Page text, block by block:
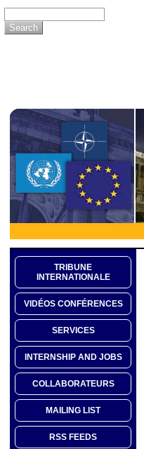
TRIBUNE
INTERNATIONALE
VIDÉOS CONFÉRENCES
SERVICES
INTERNSHIP AND JOBS
COLLABORATEURS
MAILING LIST
RSS FEEDS